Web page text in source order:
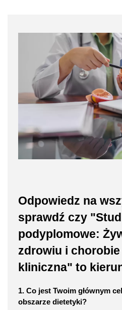
Odpowiedz na
sprawdź czy
podyplomowe:
zdrowiu i
kliniczna" to
1. Co jest Twoim głównym
obszarze dietetyki?